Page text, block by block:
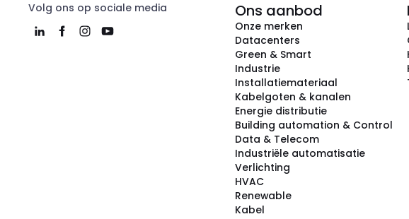
Volg ons op sociale media Ons aanbod
Onze merken
Datacenters
Green & Smart
Industrie
Installatiemateriaal
Kabelgoten & kanalen
Energie distributie
Building automation & Control
Data & Telecom
Industriële automatisatie
Verlichting
HVAC
Renewable
Kabel